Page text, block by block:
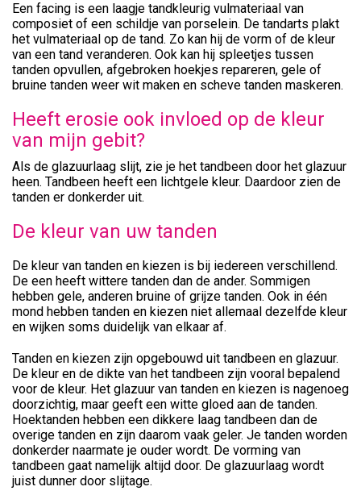
Een facing is een laagje tandkleurig vulmateriaal van
composiet of een schildje van porselein. De tandarts plakt
het vulmateriaal op de tand. Zo kan hij de vorm of de kleur
van een tand veranderen. Ook kan hij spleetjes tussen
tanden opvullen, afgebroken hoekjes repareren, gele of
bruine tanden weer wit maken en scheve tanden maskeren.
Heeft erosie ook invloed op de kleur
van mijn gebit?
Als de glazuurlaag slijt, zie je het tandbeen door het glazuur
heen. Tandbeen heeft een lichtgele kleur. Daardoor zien de
tanden er donkerder uit.
De kleur van uw tanden
De kleur van tanden en kiezen is bij iedereen verschillend.
De een heeft wittere tanden dan de ander. Sommigen
hebben gele, anderen bruine of grijze tanden. Ook in één
mond hebben tanden en kiezen niet allemaal dezelfde kleur
en wijken soms duidelijk van elkaar af.
Tanden en kiezen zijn opgebouwd uit tandbeen en glazuur.
De kleur en de dikte van het tandbeen zijn vooral bepalend
voor de kleur. Het glazuur van tanden en kiezen is nagenoeg
doorzichtig, maar geeft een witte gloed aan de tanden.
Hoektanden hebben een dikkere laag tandbeen dan de
overige tanden en zijn daarom vaak geler. Je tanden worden
donkerder naarmate je ouder wordt. De vorming van
tandbeen gaat namelijk altijd door. De glazuurlaag wordt
juist dunner door slijtage.